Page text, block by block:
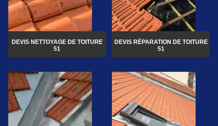
DEVIS NETTOYAGE DE TOITURE
51
DEVIS RÉPARATION DE TOITURE
51